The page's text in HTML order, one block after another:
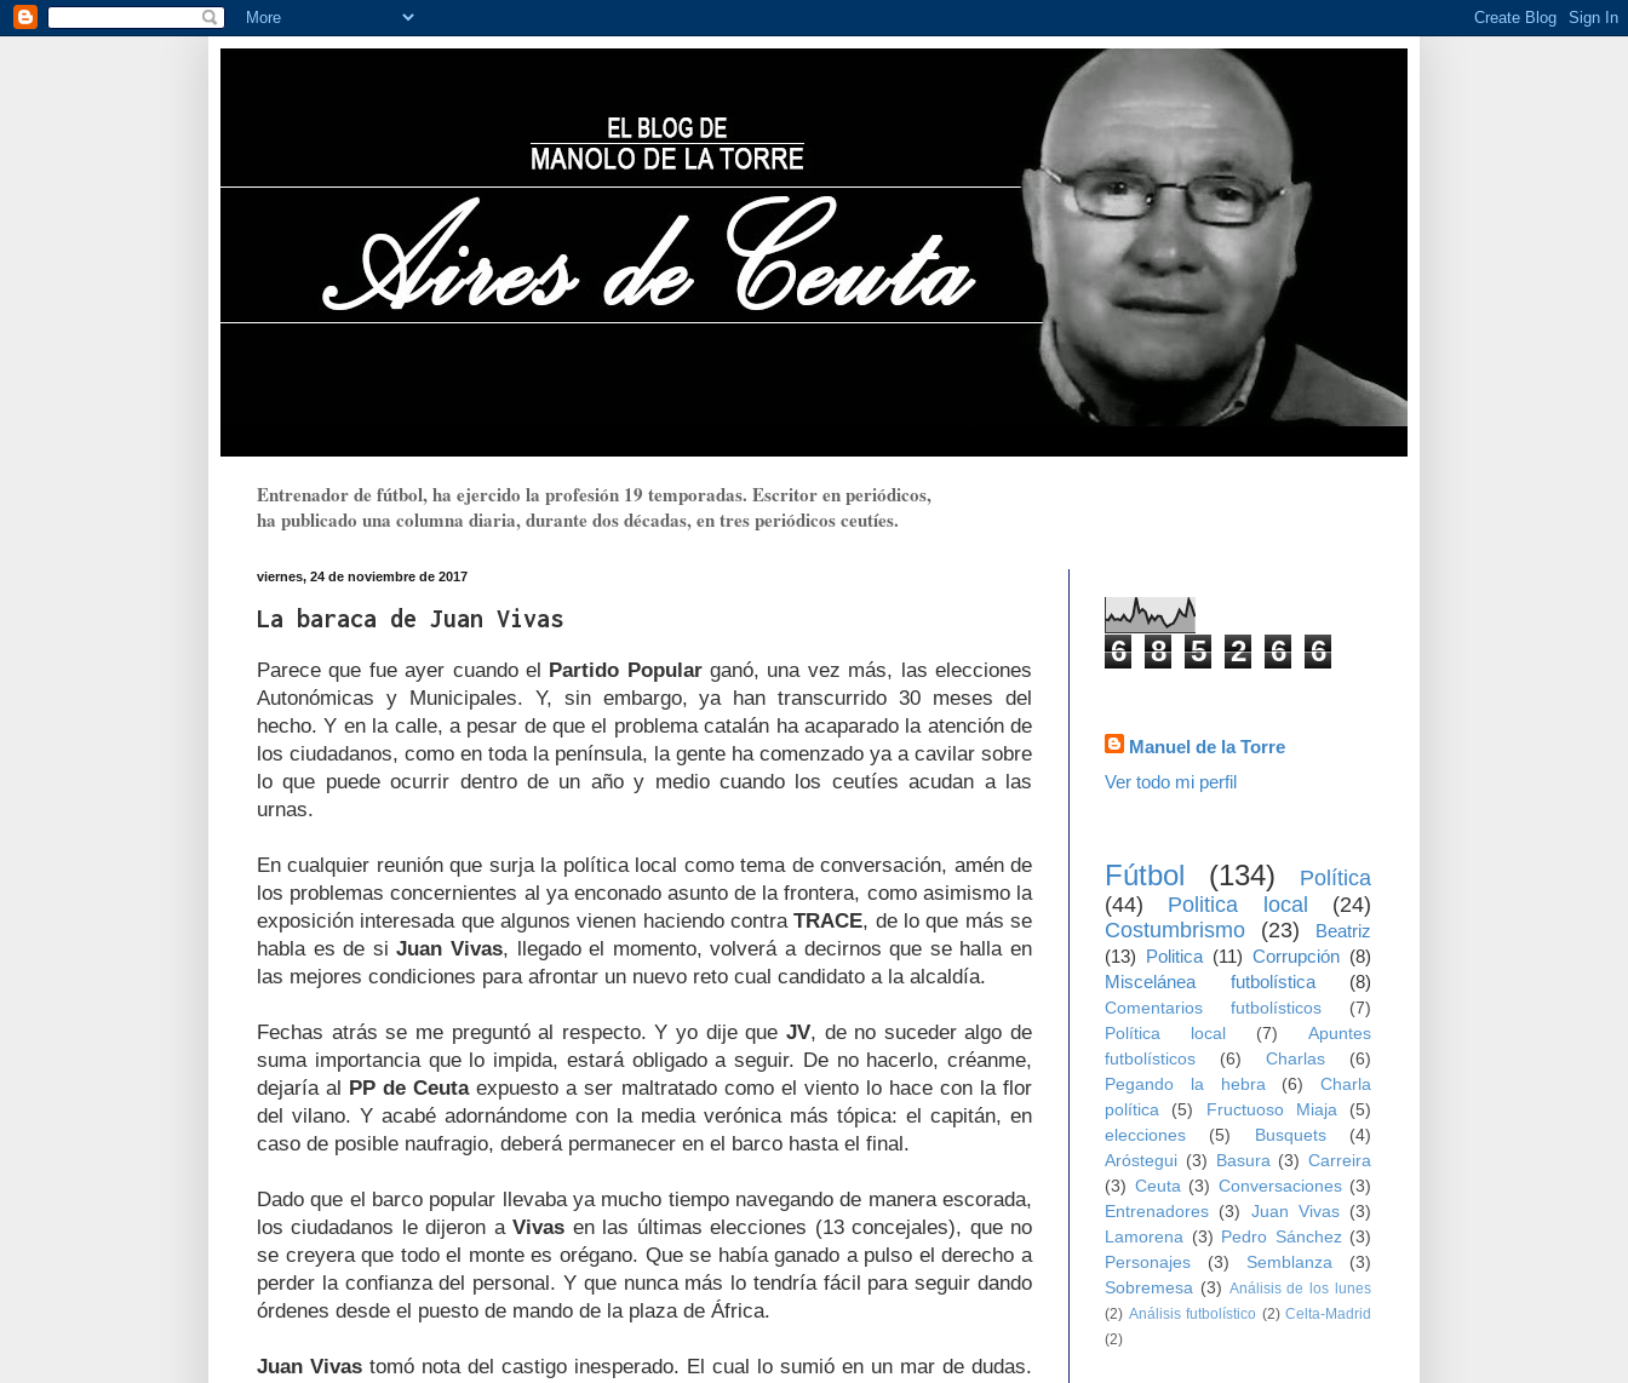
Entrenador de fútbol, ha ejercido la profesión 19 temporadas. Escritor en periódicos,
ha publicado una columna diaria, durante dos décadas, en tres periódicos ceutíes.
viernes, 24 de noviembre de 2017
La baraca de Juan Vivas
Parece que fue ayer cuando el Partido Popularganó, una vez más, las elecciones
Autonómicas y Municipales. Y, sin embargo, ya han transcurrido 30 meses del
hecho. Y en la calle, a pesar de que el problema catalán ha acaparado la atención de
los ciudadanos, como en toda la península, la gente ha comenzado ya a cavilar sobre
lo que puede ocurrir dentro de un año y medio cuando los ceutíes acudan a las
urnas.
En cualquier reunión que surja la política local como tema de conversación, amén de
los problemas concernientes al ya enconado asunto de la frontera, como asimismo la
exposición interesada que algunos vienen haciendo contraTRACE, de lo que más se
habla es de siJuan Vivas, llegado el momento, volverá a decirnos que se halla en
las mejores condiciones para afrontar un nuevo reto cual candidato a la alcaldía.
Fechas atrás se me preguntó al respecto. Y yo dije que JV, de no suceder algo de
suma importancia que lo impida, estará obligado a seguir. De no hacerlo, créanme,
dejaría al PP de Ceutaexpuesto a ser maltratado como el viento lo hace con la flor
del vilano. Y acabé adornándome con la media verónica más tópica: el capitán, en
caso de posible naufragio, deberá permanecer en el barco hasta el final.
Dado que el barco popular llevaba ya mucho tiempo navegando de manera escorada,
los ciudadanos le dijeron aVivas en las últimas elecciones (13 concejales), que no
se creyera que todo el monte es orégano. Que se había ganado a pulso el derecho a
perder la confianza del personal. Y que nunca más lo tendría fácil para seguir dando
órdenes desde el puesto de mando de la plaza de África.
Juan Vivas tomó nota del castigo inesperado. El cual lo sumió en un mar de dudas.
6 8 5 2 6 6
Manuel de la Torre
Ver todo mi perfil
Fútbol (134)
Política
(44)
Politica local
(24)
Costumbrismo
(23)
Beatriz
(13) Politica (11) Corrupción (8)
Miscelánea futbolística
(8)
Comentarios futbolísticos
(7)
Política local
(7)
Apuntes
futbolísticos
(6) Charlas
(6)
Pegando la hebra
(6)
Charla
política
(5) Fructuoso Miaja
(5)
elecciones
(5) Busquets
(4)
Aróstegui (3) Basura (3) Carreira
(3) Ceuta (3) Conversaciones (3)
Entrenadores (3) Juan Vivas
(3)
Lamorena (3) Pedro Sánchez (3)
Personajes
(3) Semblanza
(3)
Sobremesa (3) Análisis de los lunes
(2) Análisis futbolístico (2) Celta-Madrid
(2)